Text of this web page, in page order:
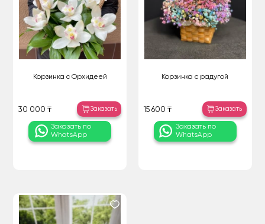
Корзинка с Орхидеей
30 000 ₸ Заказать
Заказать по
WhatsApp
Корзинка с радугой
15 600 ₸ Заказать
Заказать по
WhatsApp